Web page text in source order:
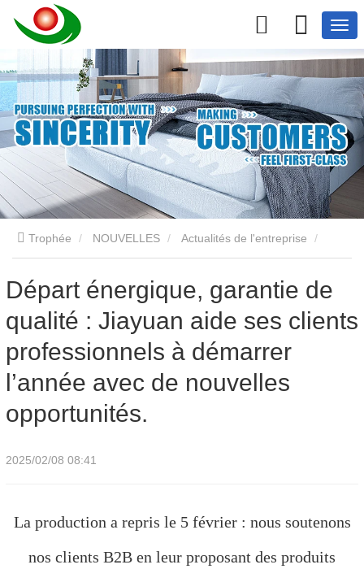
Trophée NOUVELLES Actualités de l'entreprise
Départ énergique, garantie de qualité : Jiayuan aide ses clients
professionnels à démarrer l’année avec de nouvelles
opportunités.
Départ énergique, garantie de
qualité : Jiayuan aide ses clients
professionnels à démarrer
l’année avec de nouvelles
opportunités.
2025/02/08 08:41
La production a repris le 5 février : nous soutenons
nos clients B2B en leur proposant des produits